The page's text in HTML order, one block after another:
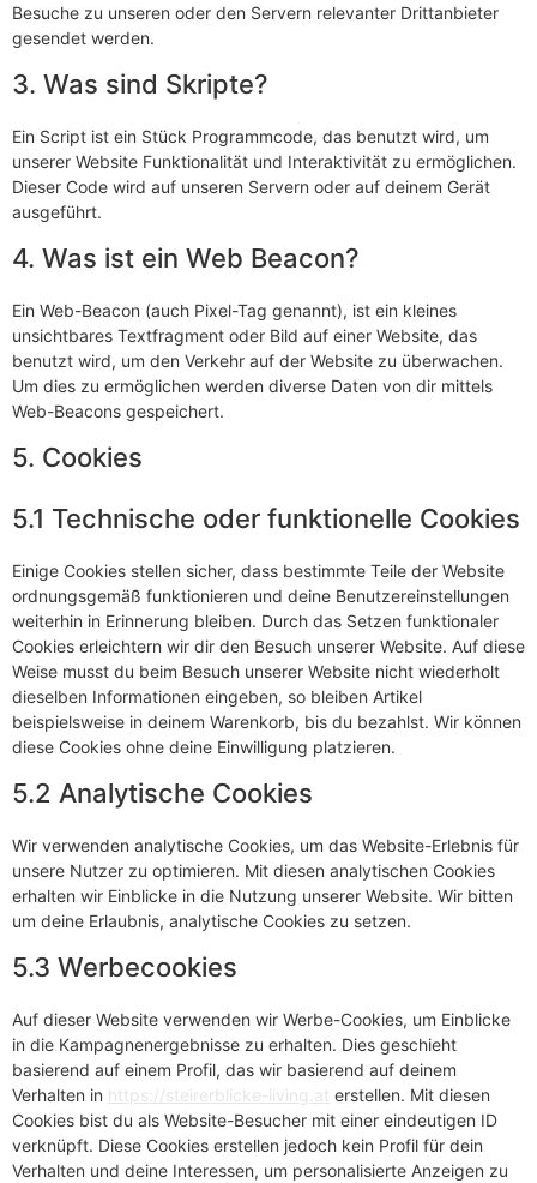
Besuche zu unseren oder den Servern relevanter Drittanbieter
gesendet werden.
3. Was sind Skripte?
Ein Script ist ein Stück Programmcode, das benutzt wird, um
unserer Website Funktionalität und Interaktivität zu ermöglichen.
Dieser Code wird auf unseren Servern oder auf deinem Gerät
ausgeführt.
4. Was ist ein Web Beacon?
Ein Web-Beacon (auch Pixel-Tag genannt), ist ein kleines
unsichtbares Textfragment oder Bild auf einer Website, das
benutzt wird, um den Verkehr auf der Website zu überwachen.
Um dies zu ermöglichen werden diverse Daten von dir mittels
Web-Beacons gespeichert.
5. Cookies
5.1 Technische oder funktionelle Cookies
Einige Cookies stellen sicher, dass bestimmte Teile der Website
ordnungsgemäß funktionieren und deine Benutzereinstellungen
weiterhin in Erinnerung bleiben. Durch das Setzen funktionaler
Cookies erleichtern wir dir den Besuch unserer Website. Auf diese
Weise musst du beim Besuch unserer Website nicht wiederholt
dieselben Informationen eingeben, so bleiben Artikel
beispielsweise in deinem Warenkorb, bis du bezahlst. Wir können
diese Cookies ohne deine Einwilligung platzieren.
5.2 Analytische Cookies
Wir verwenden analytische Cookies, um das Website-Erlebnis für
unsere Nutzer zu optimieren. Mit diesen analytischen Cookies
erhalten wir Einblicke in die Nutzung unserer Website. Wir bitten
um deine Erlaubnis, analytische Cookies zu setzen.
5.3 Werbecookies
Auf dieser Website verwenden wir Werbe-Cookies, um Einblicke
in die Kampagnenergebnisse zu erhalten. Dies geschieht
basierend auf einem Profil, das wir basierend auf deinem
Verhalten in https://steirerblicke-living.at erstellen. Mit diesen
Cookies bist du als Website-Besucher mit einer eindeutigen ID
verknüpft. Diese Cookies erstellen jedoch kein Profil für dein
Verhalten und deine Interessen, um personalisierte Anzeigen zu